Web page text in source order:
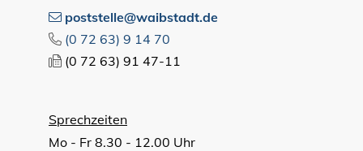
poststelle@waibstadt.de
(0 72 63) 9 14 70
(0 72 63) 91 47-11
Sprechzeiten
Mo - Fr 8.30 - 12.00 Uhr